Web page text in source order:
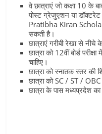
वे छात्राएं जो कक्षा 10 के
पोस्ट ग्रेजुएशन या डॉक्टरेट
Pratibha Kiran
सकती है।
छात्राएं गरीबी रेखा से नीचे
छात्रा को 12वीं बोर्ड
चाहिए।
छात्रा को स्नातक स्तर की
छात्रा को SC / ST / OBC
छात्रा के पास मध्यप्रदेश का